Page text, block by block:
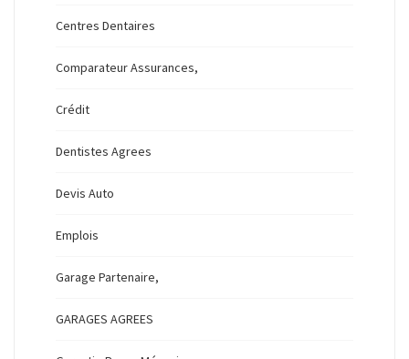
Centres Dentaires
Comparateur Assurances,
Crédit
Dentistes Agrees
Devis Auto
Emplois
Garage Partenaire,
GARAGES AGREES